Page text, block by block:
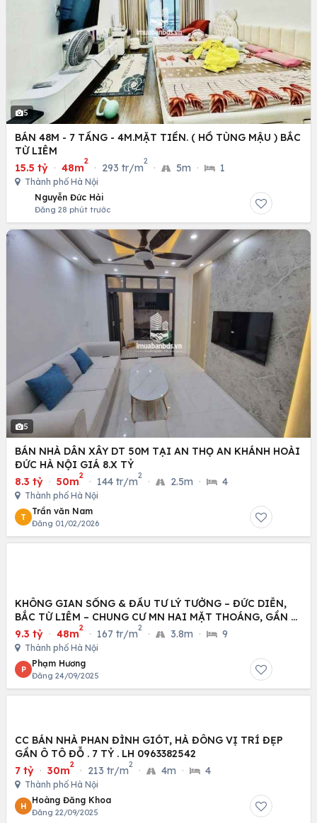
5
BÁN 48M - 7 TẦNG - 4M.MẶT TIỀN. ( HỒ TÙNG MẬU ) BẮC
TỪ LIÊM
15.5 tỷ · 48m
2
· 293 tr/m
2
· 5m · 1
Thành phố Hà Nội
Nguyễn Đức Hải
Đăng 28 phút trước
5
BÁN NHÀ DÂN XÂY DT 50M TẠI AN THỌ AN KHÁNH HOÀI
ĐỨC HÀ NỘI GIÁ 8.X TỶ
8.3 tỷ · 50m
2
· 144 tr/m
2
· 2.5m · 4
Thành phố Hà Nội
T
Trần văn Nam
Đăng 01/02/2026
KHÔNG GIAN SỐNG & ĐẦU TƯ LÝ TƯỞNG – ĐỨC DIỄN,
BẮC TỪ LIÊM – CHUNG CƯ MN HAI MẶT THOÁNG, GẦN Ô
TÔ
9.3 tỷ · 48m
2
· 167 tr/m
2
· 3.8m · 9
Thành phố Hà Nội
P
Phạm Hương
Đăng 24/09/2025
CC BÁN NHÀ PHAN ĐÌNH GIÓT, HÀ ĐÔNG VỊ TRÍ ĐẸP
GẦN Ô TÔ ĐỖ . 7 TỶ . LH 0963382542
7 tỷ · 30m
2
· 213 tr/m
2
· 4m · 4
Thành phố Hà Nội
H
Hoàng Đăng Khoa
Đăng 22/09/2025